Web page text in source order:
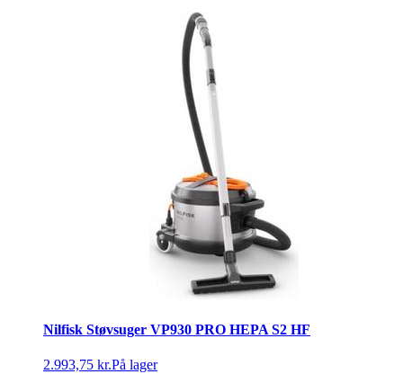
Nilfisk Støvsuger VP930 PRO HEPA S2 HF
2.993,75 kr.På lager